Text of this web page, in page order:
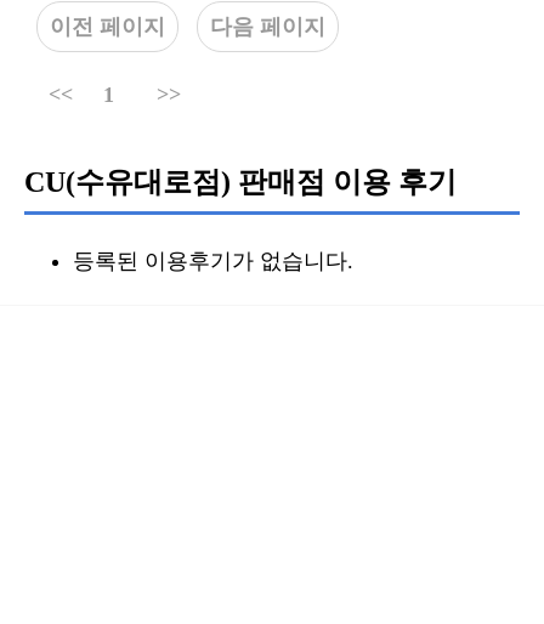
이전 페이지 다음 페이지
<< 1 >>
CU(수유대로점) 판매점 이용 후기
등록된 이용후기가 없습니다.